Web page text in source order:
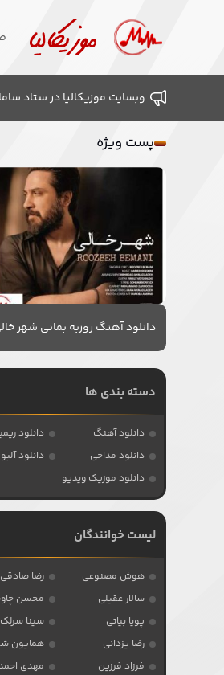
وبسایت موزیکالیا در ستاد
پست ویژه
دانلود آهنگ روزبه بمانی شهر
دسته بندی ها
دانلود آهنگ
دانلود
دانلود مداحی
دانلود
دانلود موزیک ویدیو
لیست خوانندگان
هوش مصنوعی
رضا صادقی
سالار عقیلی
محسن
پویا بیاتی
سینا سرلک
رضا یزدانی
همایون
فرزاد فرزین
مهدی